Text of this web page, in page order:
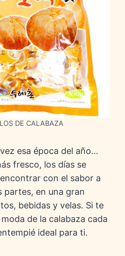
DE CALABAZA
esa época del año…
fresco, los días se
con el sabor a
partes, en una gran
bebidas y velas. Si te
de la calabaza cada
ideal para ti.